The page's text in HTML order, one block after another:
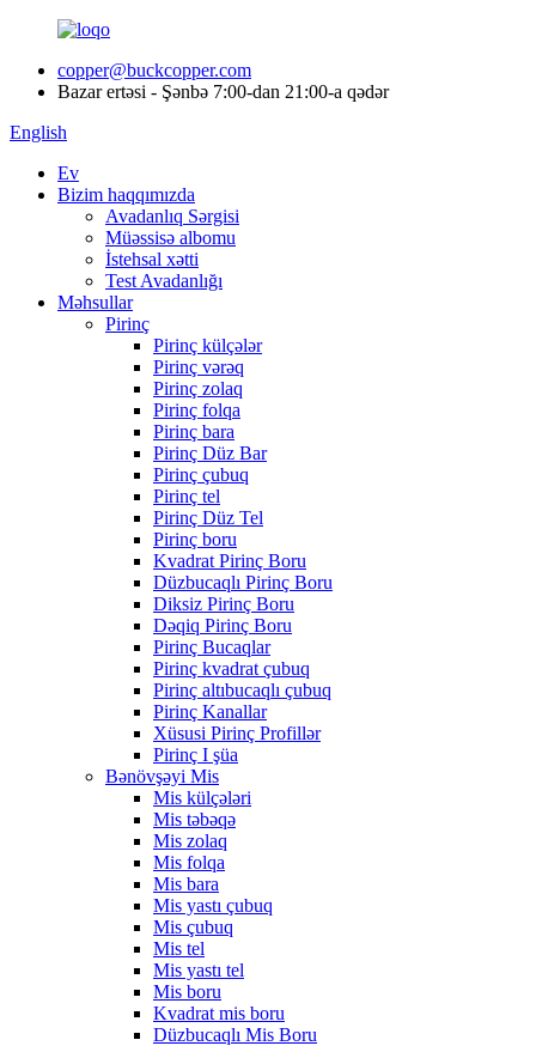
copper@buckcopper.com
Bazar ertəsi - Şənbə 7:00-dan 21:00-a qədər
English
Ev
Bizim haqqımızda
Avadanlıq Sərgisi
Müəssisə albomu
İstehsal xətti
Test Avadanlığı
Məhsullar
Pirinç
Pirinç külçələr
Pirinç vərəq
Pirinç zolaq
Pirinç folqa
Pirinç bara
Pirinç Düz Bar
Pirinç çubuq
Pirinç tel
Pirinç Düz Tel
Pirinç boru
Kvadrat Pirinç Boru
Düzbucaqlı Pirinç Boru
Diksiz Pirinç Boru
Dəqiq Pirinç Boru
Pirinç Bucaqlar
Pirinç kvadrat çubuq
Pirinç altıbucaqlı çubuq
Pirinç Kanallar
Xüsusi Pirinç Profillər
Pirinç I şüa
Bənövşəyi Mis
Mis külçələri
Mis təbəqə
Mis zolaq
Mis folqa
Mis bara
Mis yastı çubuq
Mis çubuq
Mis tel
Mis yastı tel
Mis boru
Kvadrat mis boru
Düzbucaqlı Mis Boru